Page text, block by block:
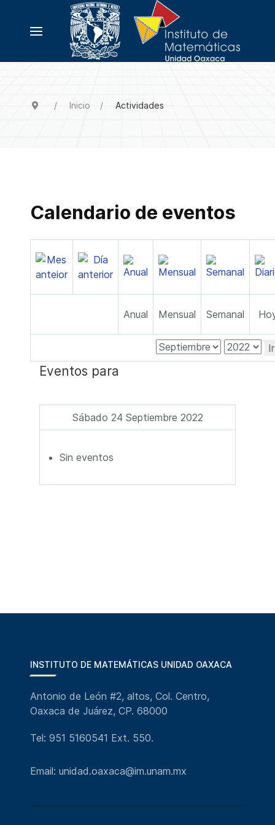
Inicio Actividades
Calendario de eventos
Anual Mensual Semanal
Eventos para
Sábado 24 Septiembre 2022
Sin eventos
INSTITUTO DE MATEMÁTICAS UNIDAD OAXACA
Antonio de León #2, altos, Col. Centro,
Oaxaca de Juárez, CP. 68000
Tel: 951 5160541 Ext. 550.
Email: unidad.oaxaca@im.unam.mx